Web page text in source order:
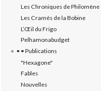
Les Chroniques de Philomène
Les Cramés de la Bobine
L’‎Œil du Frigo
Pelhamonabudget
• • Publications
"Hexagone"
Fables
Nouvelles